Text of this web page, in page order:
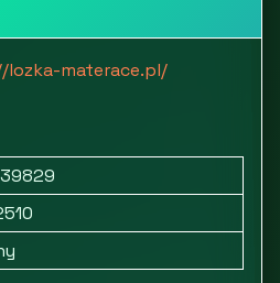
lozka-materace.pl/